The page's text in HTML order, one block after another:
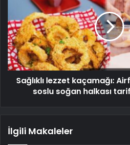
Sağlıklı lezzet kaçamağı:
soslu soğan halkası
İlgili Makaleler